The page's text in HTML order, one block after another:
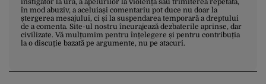
instigator la ură, a apelurilor la violență sau trimiterea repetată,
în mod abuziv, a aceluiași comentariu pot duce nu doar la
ștergerea mesajului, ci și la suspendarea temporară a dreptului
de a comenta. Site-ul nostru încurajează dezbaterile aprinse, dar
civilizate. Vă mulțumim pentru înțelegere și pentru contribuția
la o discuție bazată pe argumente, nu pe atacuri.